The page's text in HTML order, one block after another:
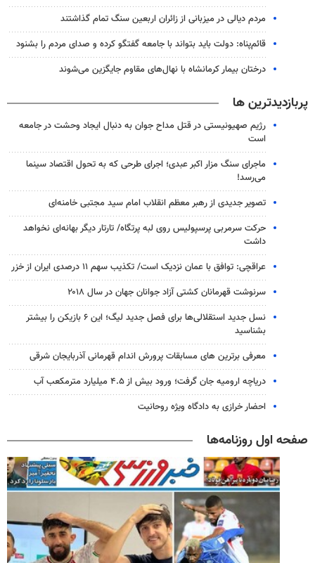
مردم دیالی در میزبانی از زائران اربعین سنگ تمام گذاشتند
قائم‌پناه: دولت باید بتواند با جامعه گفتگو کرده و صدای مردم را بشنود
درختان بیمار کرمانشاه با نهال‌های مقاوم جایگزین می‌شوند
پربازدیدترین ها
رژیم صهیونیستی در قتل مداح جوان به دنبال ایجاد وحشت در جامعه
است
ماجرای سنگ مزار اکبر عبدی؛ اجرای طرحی که به تحول اقتصاد سینما
می‌رسد!
تصویر جدیدی از رهبر معظم انقلاب امام سید مجتبی خامنه‌ای
حرکت سرمربی پرسپولیس روی لبه پرتگاه/ تارتار دیگر بهانه‌ای نخواهد
داشت
عراقچی: توافق با عمان نزدیک است/ تکذیب سهم ۱۱ درصدی ایران از خزر
سرنوشت قهرمانان کشتی آزاد جوانان جهان در سال ۲۰۱۸
نسل جدید استقلالی‌ها برای فصل جدید لیگ؛ این ۶ بازیکن را بیشتر
بشناسید
معرفی برترین های مسابقات پرورش اندام قهرمانی آذربایجان شرقی
دریاچه ارومیه جان گرفت؛ ورود بیش از ۴.۵ میلیارد مترمکعب آب
احضار خرازی به دادگاه ویژه روحانیت
صفحه اول روزنامه‌ها